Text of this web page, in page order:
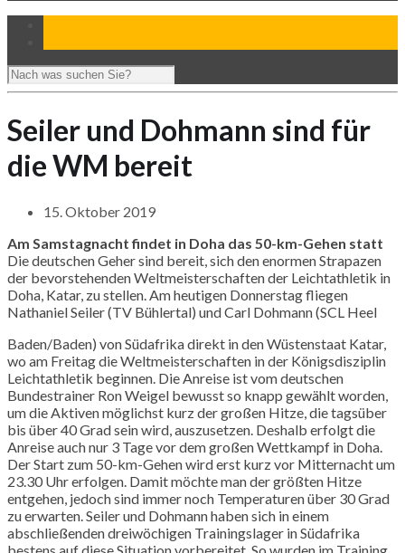
Seiler und Dohmann sind für
die WM bereit
15. Oktober 2019
Am Samstagnacht findet in Doha das 50-km-Gehen statt
Die deutschen Geher sind bereit, sich den enormen Strapazen
der bevorstehenden Weltmeisterschaften der Leichtathletik in
Doha, Katar, zu stellen. Am heutigen Donnerstag fliegen
NathanielSeiler (TV Bühlertal) und Carl Dohmann(SCL Heel
Baden/Baden) von Südafrika direkt in den Wüstenstaat Katar,
wo am Freitag die Weltmeisterschaften in der Königsdisziplin
Leichtathletik beginnen. Die Anreise ist vom deutschen
Bundestrainer RonWeigel bewusst so knapp gewählt worden,
um die Aktiven möglichst kurz der großen Hitze, die tagsüber
bis über 40 Grad sein wird, auszusetzen. Deshalb erfolgt die
Anreise auch nur 3 Tage vor dem großen Wettkampf in Doha.
Der Start zum 50-km-Gehen wird erst kurz vor Mitternacht um
23.30 Uhr erfolgen. Damit möchte man der größten Hitze
entgehen, jedoch sind immer noch Temperaturen über 30 Grad
zu erwarten. Seiler und Dohmannhaben sich in einem
abschließenden dreiwöchigen Trainingslager in Südafrika